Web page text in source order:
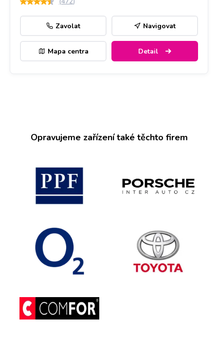
Zavolat Navigovat
Mapa centra Detail
Opravujeme zařízení také těchto firem